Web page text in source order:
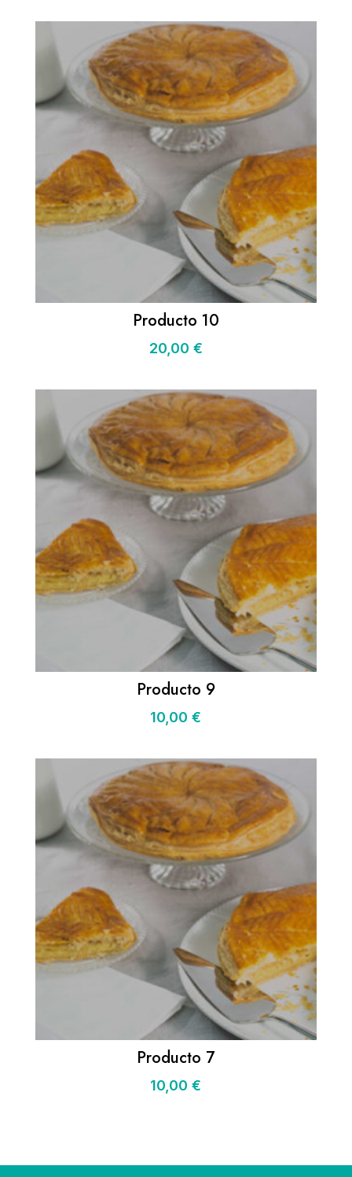
Producto 10
20,00 €
Producto 9
10,00€
Producto 7
10,00€